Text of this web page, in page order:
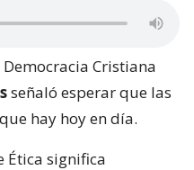
Cristiana
señaló esperar que las
hay hoy en día.
Ética significa